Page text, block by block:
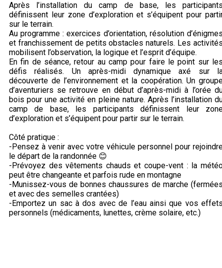
Après l’installation du camp de base, les
définissent leur zone d’exploration et s’équipent pour
sur le terrain.
Au programme : exercices d’orientation, résolution
et franchissement de petits obstacles naturels. Les
mobilisent l’observation, la logique et l’esprit d’équipe.
En fin de séance, retour au camp pour faire le point sur
défis réalisés. Un après-midi dynamique axé sur
découverte de l’environnement et la coopération. Un
d’aventuriers se retrouve en début d’après-midi à l’orée
bois pour une activité en pleine nature. Après l’installation
camp de base, les participants définissent leur
d’exploration et s’équipent pour partir sur le terrain.
Côté pratique :
-Pensez à venir avec votre véhicule personnel pour
le départ de la randonnée 😊
-Prévoyez des vêtements chauds et coupe-vent : la
peut être changeante et parfois rude en montagne
-Munissez-vous de bonnes chaussures de marche
et avec des semelles crantées)
-Emportez un sac à dos avec de l’eau ainsi que vos
personnels (médicaments, lunettes, crème solaire, etc.)